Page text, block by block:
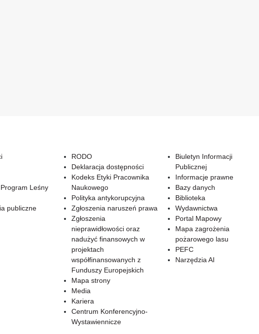
Leśny
publiczne
RODO
Deklaracja dostępności
Kodeks Etyki Pracownika
Naukowego
Polityka antykorupcyjna
Zgłoszenia naruszeń prawa
Zgłoszenia
nieprawidłowości oraz
nadużyć finansowych w
projektach
współfinansowanych z
Funduszy Europejskich
Mapa strony
Media
Kariera
Centrum Konferencyjno-
Wystawiennicze
Biuletyn Informacji
Publicznej
Informacje prawne
Bazy danych
Biblioteka
Wydawnictwa
Portal Mapowy
Mapa zagrożenia
pożarowego lasu
PEFC
Narzędzia AI